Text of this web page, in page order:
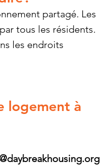
partagé. Les
tous les résidents.
les endroits
logement à